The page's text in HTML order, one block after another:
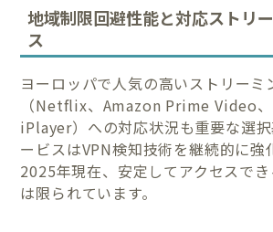
地域制限回避性能と対応ストリ
ス
ヨーロッパで人気の高いストリーミ
（Netflix、Amazon Prime Video
iPlayer）への対応状況も重要な選
ービスはVPN検知技術を継続的に強
2025年現在、安定してアクセスで
は限られています。